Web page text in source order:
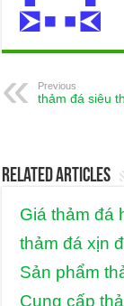
Previous
thảm đá siêu
Related Articles
Giá thảm đá
thảm đá xịn
Sản phẩm
Cung cấp